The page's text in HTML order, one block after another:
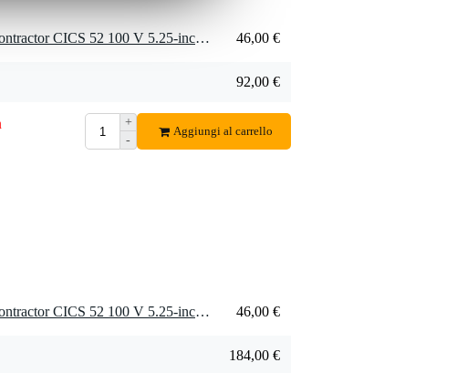
2 x LD Systems Contractor CICS 52 100 V 5.25-inch 2-Way Ceiling Speaker (100V) 46,00 €
92,00 €
+
-
Aggiungi al carrello
4 x LD Systems Contractor CICS 52 100 V 5.25-inch 2-Way Ceiling Speaker (100V) 46,00 €
184,00 €